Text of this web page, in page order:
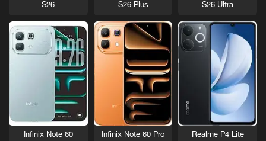
S26 Ultra
S26 Plus
S26
Realme P4 Lite
Infinix Note 60 Pro
Infinix Note 60